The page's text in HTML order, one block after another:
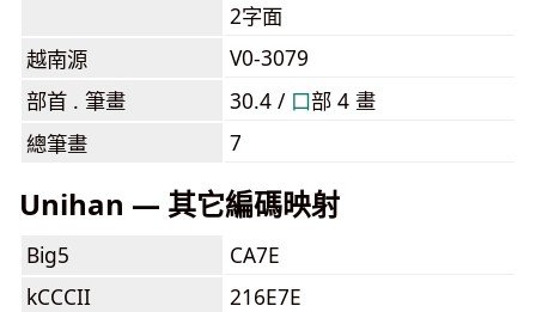
2字面
越南源
V0-3079
部首 . 筆畫
30.4 / ⼝部 4 畫
總筆畫
7
Unihan — 其它編碼映射
Big5
CA7E
kCCCII
216E7E